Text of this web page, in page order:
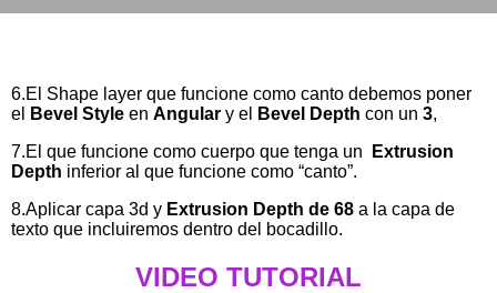
6.El Shape layer que funcione como canto debemos poner
el
Bevel Style en Angular y el Bevel Depth con un 3,
7.El que funcione como cuerpo que tenga un
Extrusion
Depth inferior al que funcione como “canto”.
8.Aplicar capa 3d y Extrusion Depth de 68 a la capa de
texto que incluiremos dentro del bocadillo.
VIDEO TUTORIAL